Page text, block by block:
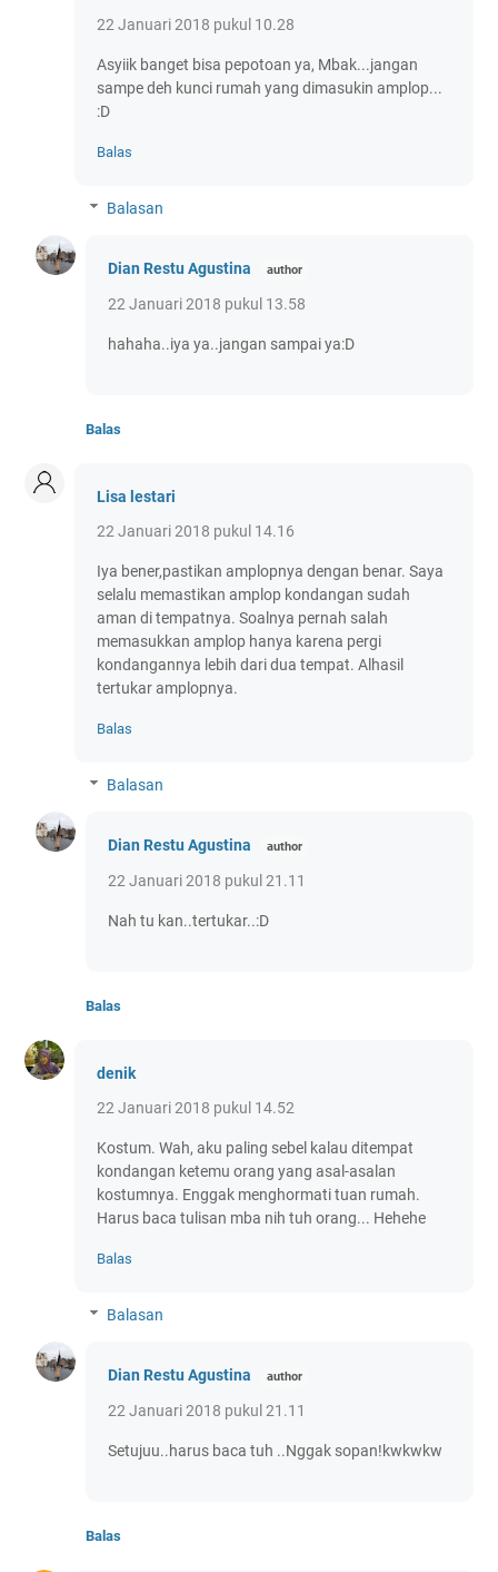
22 Januari 2018 pukul 10.28
Asyiik banget bisa pepotoan ya, Mbak...jangan
sampe deh kunci rumah yang dimasukin amplop...
:D
Balas
Balasan
Dian Restu Agustina
22 Januari 2018 pukul 13.58
hahaha..iya ya..jangan sampai ya:D
Balas
Lisa lestari
22 Januari 2018 pukul 14.16
Iya bener,pastikan amplopnya dengan benar. Saya
selalu memastikan amplop kondangan sudah
aman di tempatnya. Soalnya pernah salah
memasukkan amplop hanya karena pergi
kondangannya lebih dari dua tempat. Alhasil
tertukar amplopnya.
Balas
Balasan
Dian Restu Agustina
22 Januari 2018 pukul 21.11
Nah tu kan..tertukar..:D
Balas
denik
22 Januari 2018 pukul 14.52
Kostum. Wah, aku paling sebel kalau ditempat
kondangan ketemu orang yang asal-asalan
kostumnya. Enggak menghormati tuan rumah.
Harus baca tulisan mba nih tuh orang... Hehehe
Balas
Balasan
Dian Restu Agustina
22 Januari 2018 pukul 21.11
Setujuu..harus baca tuh ..Nggak sopan!kwkwkw
Balas